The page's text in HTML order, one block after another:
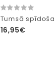
Tumsā
16,95€